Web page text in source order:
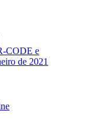
CODE e
de 2021